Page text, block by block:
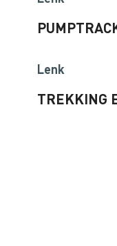
Lenk
TREKKING